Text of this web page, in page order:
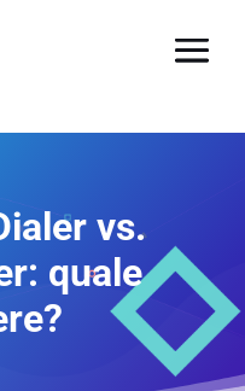
vs.
quale